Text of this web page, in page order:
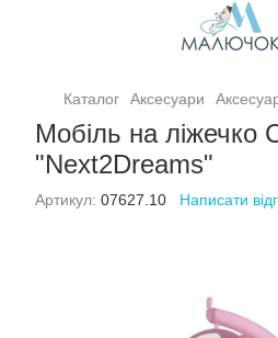
Каталог Аксесуари
Мобіль на ліжечко
"Next2Dreams"
Артикул: 07627.10 Написати